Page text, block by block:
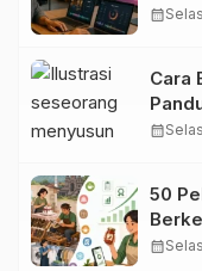
calendar_month
Cara
calendar_month
50
calendar_month